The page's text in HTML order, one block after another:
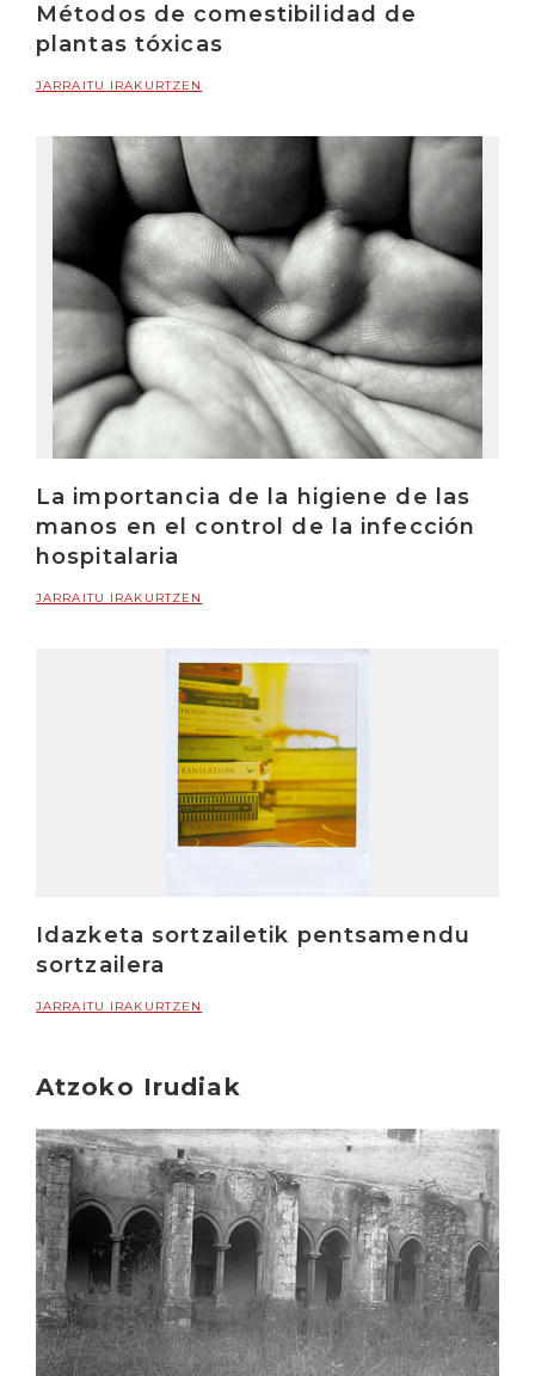
Métodos de comestibilidad de
plantas tóxicas
JARRAITU IRAKURTZEN
La importancia de la higiene de las
manos en el control de la infección
hospitalaria
JARRAITU IRAKURTZEN
Idazketa sortzailetik pentsamendu
sortzailera
JARRAITU IRAKURTZEN
Atzoko Irudiak
Irakurri